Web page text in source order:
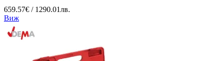
659.57€ / 1290.01лв.
Виж